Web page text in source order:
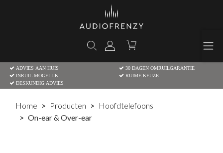
ADVIES AAN HUIS
30 DAGEN OMRUILGARANTIE
INRUIL MOGELIJK
RUIME KEUZE
DESKUNDIG ADVIES
Home Producten
Hoofdtelefoons
On-ear & Over-ear